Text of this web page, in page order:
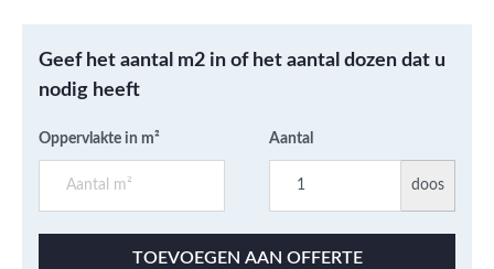
Geef het aantal m2 in of het aantal dozen dat u
nodig heeft
Oppervlakte in m² Aantal
doos
TOEVOEGEN AAN OFFERTE